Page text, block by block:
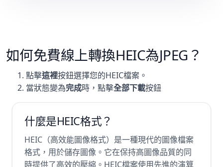
如何免費線上轉換HEIC為JPEG？
點擊這裡按鈕選擇您的HEIC檔案。
當狀態變為完成時，點擊全部下載按鈕
什麼是HEIC格式？
HEIC（高效能圖像格式）是一種現代的圖像檔案
格式，用於儲存圖像。它在保持高圖像品質的同
時提供了高效的壓縮。HEIC檔案使用先進的演算